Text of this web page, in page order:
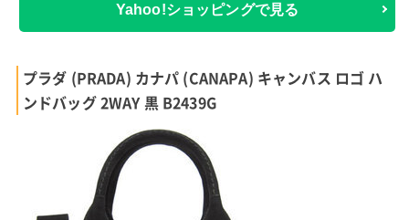
Yahoo!ショッピングで見る
プラダ (PRADA) カナパ (CANAPA) キャンバス ロゴ ハ
ンドバッグ 2WAY 黒 B2439G